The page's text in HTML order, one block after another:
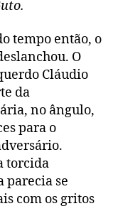
tempo então, o
O
Cláudio
da
no ângulo,
para o
torcida
parecia se
com os gritos